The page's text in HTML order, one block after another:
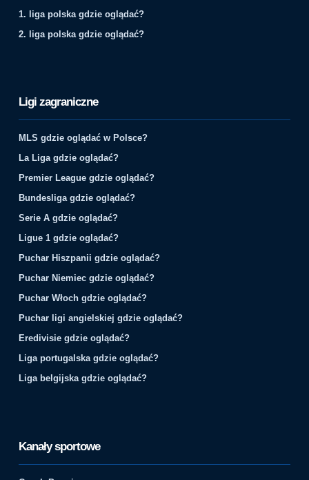
1. liga polska gdzie oglądać?
2. liga polska gdzie oglądać?
Ligi zagraniczne
MLS gdzie oglądać w Polsce?
La Liga gdzie oglądać?
Premier League gdzie oglądać?
Bundesliga gdzie oglądać?
Serie A gdzie oglądać?
Ligue 1 gdzie oglądać?
Puchar Hiszpanii gdzie oglądać?
Puchar Niemiec gdzie oglądać?
Puchar Włoch gdzie oglądać?
Puchar ligi angielskiej gdzie oglądać?
Eredivisie gdzie oglądać?
Liga portugalska gdzie oglądać?
Liga belgijska gdzie oglądać?
Kanały sportowe